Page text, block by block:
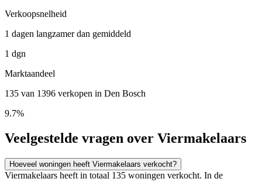
Verkoopsnelheid
1 dagen langzamer dan gemiddeld
1 dgn
Marktaandeel
135 van 1396 verkopen in Den Bosch
9.7%
Veelgestelde vragen over Viermakelaars
Hoeveel woningen heeft Viermakelaars verkocht?
Viermakelaars heeft in totaal 135 woningen verkocht. In de